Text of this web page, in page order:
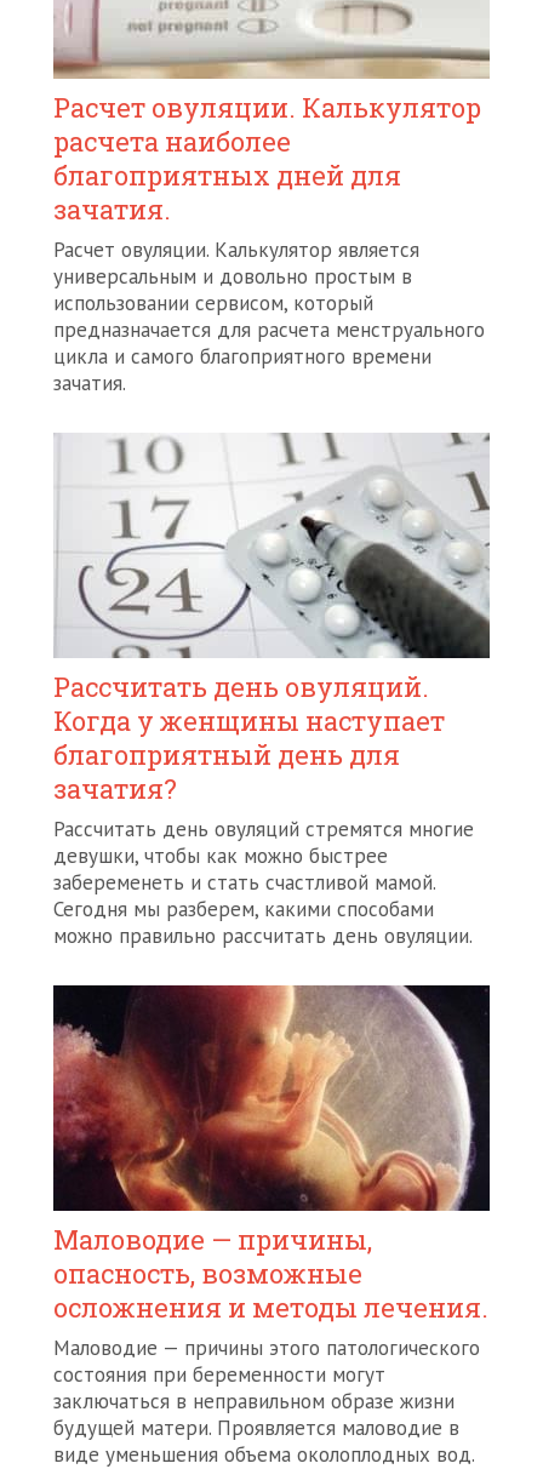
Расчет овуляции. Калькулятор
расчета наиболее
благоприятных дней для
зачатия.
Расчет овуляции. Калькулятор является
универсальным и довольно простым в
использовании сервисом, который
предназначается для расчета менструального
цикла и самого благоприятного времени
зачатия.
Рассчитать день овуляций.
Когда у женщины наступает
благоприятный день для
зачатия?
Рассчитать день овуляций стремятся многие
девушки, чтобы как можно быстрее
забеременеть и стать счастливой мамой.
Сегодня мы разберем, какими способами
можно правильно рассчитать день овуляции.
Маловодие — причины,
опасность, возможные
осложнения и методы лечения.
Маловодие — причины этого патологического
состояния при беременности могут
заключаться в неправильном образе жизни
будущей матери. Проявляется маловодие в
виде уменьшения объема околоплодных вод.